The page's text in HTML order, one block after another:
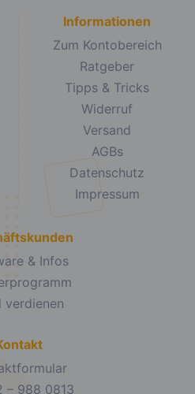
Informationen
Zum Kontobereich
Ratgeber
Tipps & Tricks
Widerruf
Versand
AGBs
Datenschutz
Impressum
& Infos
verdienen
– 988 0813